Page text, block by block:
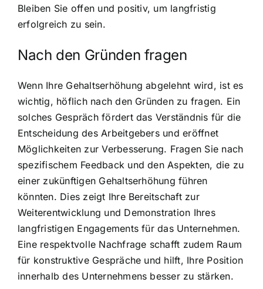
Bleiben Sie offen und positiv, um langfristig
erfolgreich zu sein.
Nach den Gründen fragen
Wenn Ihre Gehaltserhöhung abgelehnt wird, ist es
wichtig, höflich nach den Gründen zu fragen. Ein
solches Gespräch fördert das Verständnis für die
Entscheidung des Arbeitgebers und eröffnet
Möglichkeiten zur Verbesserung. Fragen Sie nach
spezifischem Feedback und den Aspekten, die zu
einer zukünftigen Gehaltserhöhung führen
könnten. Dies zeigt Ihre Bereitschaft zur
Weiterentwicklung und Demonstration Ihres
langfristigen Engagements für das Unternehmen.
Eine respektvolle Nachfrage schafft zudem Raum
für konstruktive Gespräche und hilft, Ihre Position
innerhalb des Unternehmens besser zu stärken.